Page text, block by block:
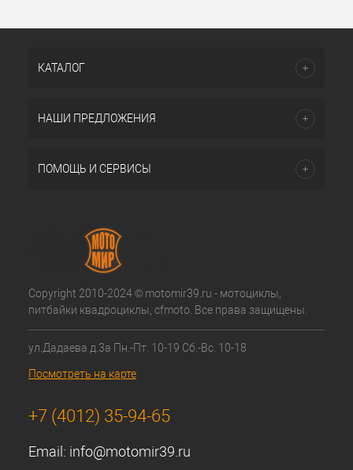
КАТАЛОГ
НАШИ ПРЕДЛОЖЕНИЯ
ПОМОЩЬ И СЕРВИСЫ
Copyright 2010-2024 © motomir39.ru - мотоциклы,
питбайки квадроциклы, cfmoto. Все права защищены.
ул.Дадаева д.3а Пн.-Пт. 10-19 Сб.-Вс. 10-18
Посмотреть на карте
+7 (4012) 35-94-65
Email: info@motomir39.ru